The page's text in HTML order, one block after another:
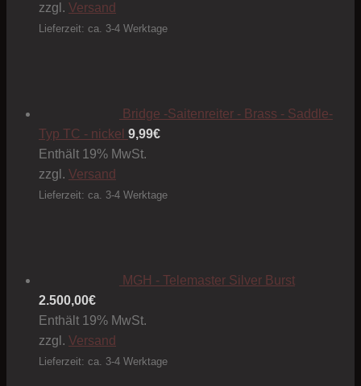
zzgl. Versand
Lieferzeit: ca. 3-4 Werktage
Bridge -Saitenreiter - Brass - Saddle-
Typ TC - nickel 9,99€
Enthält 19% MwSt.
zzgl. Versand
Lieferzeit: ca. 3-4 Werktage
MGH - Telemaster Silver Burst
2.500,00€
Enthält 19% MwSt.
zzgl. Versand
Lieferzeit: ca. 3-4 Werktage